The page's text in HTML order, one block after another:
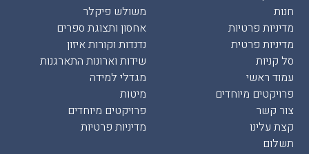
חנות
מדיניות פרטיות
מדיניות פרטית
סל קניות
עמוד ראשי
פרויקטים מיוחדים
צור קשר
קצת עלינו
תשלום
משולש פיקלר
אחסון ותצוגת ספרים
נדנדות וקורות איזון
שידות וארונות התארגנות
מגדלי למידה
מיטות
פרויקטים מיוחדים
מדיניות פרטיות